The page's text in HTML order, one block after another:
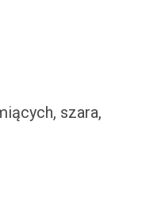
szara,